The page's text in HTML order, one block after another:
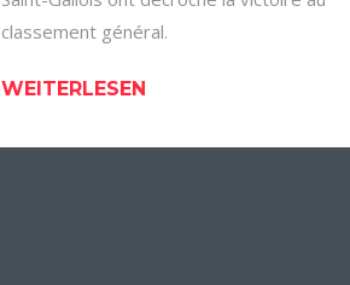
classement général.
WEITERLESEN